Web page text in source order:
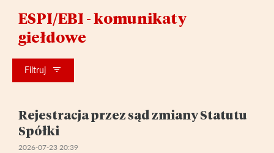
ESPI/EBI - komunikaty
giełdowe
Filtruj
Rejestracja przez sąd zmiany Statutu
Spółki
2026-07-23 20:39